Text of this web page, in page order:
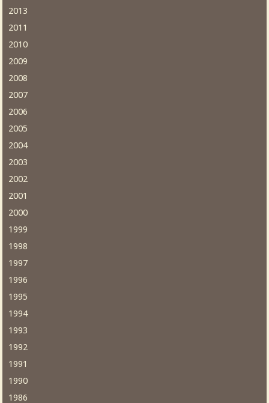
2013
2011
2010
2009
2008
2007
2006
2005
2004
2003
2002
2001
2000
1999
1998
1997
1996
1995
1994
1993
1992
1991
1990
1986